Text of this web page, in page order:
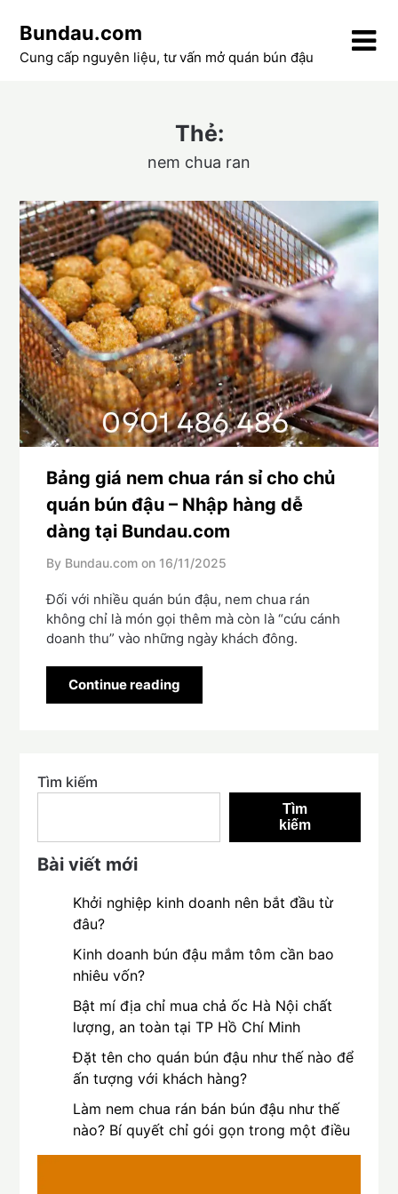
content
Bundau.com
Cung cấp nguyên liệu, tư vấn mở quán bún đậu
Thẻ:
nem chua ran
Bảng giá nem chua rán sỉ cho chủ
quán bún đậu – Nhập hàng dễ
dàng tại Bundau.com
By Bundau.com on 16/11/2025
Đối với nhiều quán bún đậu, nem chua rán
không chỉ là món gọi thêm mà còn là “cứu cánh
doanh thu” vào những ngày khách đông.
Continue reading
Tìm kiếm
Tìm
kiếm
Bài viết mới
Khởi nghiệp kinh doanh nên bắt đầu từ
đâu?
Kinh doanh bún đậu mắm tôm cần bao
nhiêu vốn?
Bật mí địa chỉ mua chả ốc Hà Nội chất
lượng, an toàn tại TP Hồ Chí Minh
Đặt tên cho quán bún đậu như thế nào để
ấn tượng với khách hàng?
Làm nem chua rán bán bún đậu như thế
nào? Bí quyết chỉ gói gọn trong một điều